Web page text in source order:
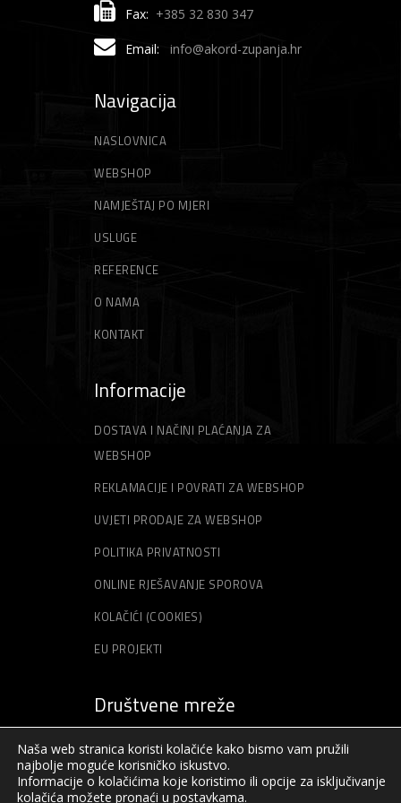
Škare za betonsko željezo
Škare za lim
Škripci/Stege/Poluge
Stege
Špahtle
Akumulatorski trimeri
Električni trimeri
Strune za trimer
Vile
Vrtne vreće
Fax: +385 32 830 347
Email: info@akord-zupanja.hr
Navigacija
NASLOVNICA
WEBSHOP
NAMJEŠTAJ PO MJERI
USLUGE
REFERENCE
O NAMA
KONTAKT
Informacije
DOSTAVA I NAČINI PLAĆANJA ZA
WEBSHOP
REKLAMACIJE I POVRATI ZA WEBSHOP
UVJETI PRODAJE ZA WEBSHOP
POLITIKA PRIVATNOSTI
ONLINE RJEŠAVANJE SPOROVA
KOLAČIĆI (COOKIES)
EU PROJEKTI
Društvene mreže
Naša web stranica koristi kolačiće kako bismo vam pružili
najbolje moguće korisničko iskustvo.
Informacije o kolačićima koje koristimo ili opcije za isključivanje
kolačića možete pronaći u postavkama.